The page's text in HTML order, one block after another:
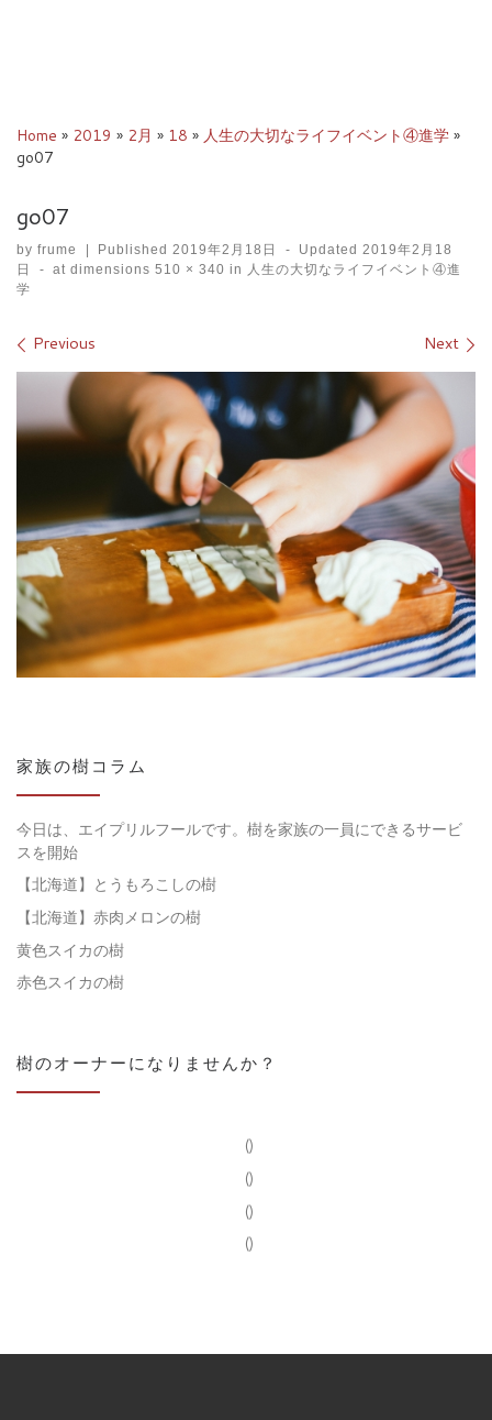
Home » 2019 » 2月 » 18 » 人生の大切なライフイベント④進学 »
go07
go07
by frume Published2019年2月18日 - Updated2019年2月18
日
- at dimensions 510 × 340 in 人生の大切なライフイベント④進
学
Images navigation
Previous Next
家族の樹コラム
今日は、エイプリルフールです。樹を家族の一員にできるサービ
スを開始
【北海道】とうもろこしの樹
【北海道】赤肉メロンの樹
黄色スイカの樹
赤色スイカの樹
樹のオーナーになりませんか？
()
()
()
()